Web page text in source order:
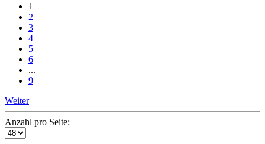
1
2
3
4
5
6
...
9
Weiter
Anzahl pro Seite: